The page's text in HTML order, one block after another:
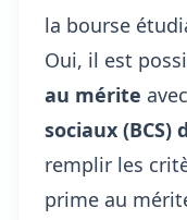
la bourse
Oui, il est
au mérite
sociaux (BCS)
remplir les
prime au